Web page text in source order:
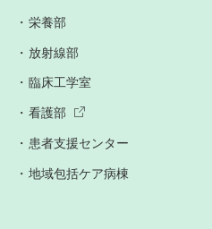
栄養部
放射線部
臨床工学室
看護部
患者支援センター
地域包括ケア病棟